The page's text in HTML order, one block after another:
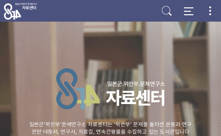
주
메
뉴
바
로
가
기
본
문
바
로
가
기
하
단
바
로
가
기
일본군‘위안부’문제연구소 자료센터는 ‘위안부’ 문제를 둘러싼 운동과 연구
관련 대중서, 연구서, 자료집, 연속간행물을 수집하고 있는 도서관입니다